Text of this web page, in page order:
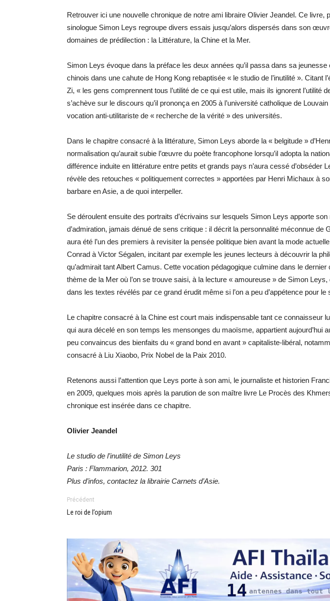
Retrouver ici une nouvelle chronique de notre ami libraire Olivier Jeandel. Ce livre,
sinologue Simon Leys regroupe divers essais jusqu’alors dispersés dans son
domaines de prédilection : la Littérature, la Chine et la Mer.
Simon Leys évoque dans la préface les deux années qu’il passa dans sa jeunesse
chinois dans une cahute de Hong Kong rebaptisée « le studio de l’inutilité ». Citant
Zi, « les gens comprennent tous l’utilité de ce qui est utile, mais ils ignorent l’utilité
s’achève sur le discours qu’il prononça en 2005 à l’université catholique de
vocation anti-utilitariste de « recherche de la vérité » des universités.
Dans le chapitre consacré à la littérature, Simon Leys aborde la « belgitude »
normalisation qu’aurait subie l’œuvre du poète francophone lorsqu’il adopta la
différence induite en littérature entre petits et grands pays n’aura cessé d’obséder
révèle des retouches « politiquement correctes » apportées par Henri Michaux à
barbare en Asie, a de quoi interpeller.
Se déroulent ensuite des portraits d’écrivains sur lesquels Simon Leys apporte son
d’admiration, jamais dénué de sens critique : il décrit la personnalité méconnue de
aura été l’un des premiers à revisiter la pensée politique bien avant la mode
Conrad à Victor Ségalen, incitant par exemple les jeunes lecteurs à découvrir la
qu’admirait tant Albert Camus. Cette vocation pédagogique culmine dans le
thème de la Mer où l’on se trouve saisi, à la lecture « amoureuse » de Simon Leys,
dans les textes révélés par ce grand érudit même si l’on a peu d’appétence pour le
Le chapitre consacré à la Chine est court mais indispensable tant ce connaisseur
qui aura décelé en son temps les mensonges du maoïsme, appartient aujourd’hui
peu convaincus des bienfaits du « grand bond en avant » capitaliste-libéral,
consacré à Liu Xiaobo, Prix Nobel de la Paix 2010.
Retenons aussi l’attention que Leys porte à son ami, le journaliste et historien
en 2009, quelques mois après la parution de son maître livre Le Procès des
chronique est insérée dans ce chapitre.
Olivier Jeandel
Le studio de l’inutilité de Simon Leys
Paris : Flammarion, 2012. 301
Plus d’infos, contactez la librairie Carnets d’Asie.
Précédent
Le roi de l’opium